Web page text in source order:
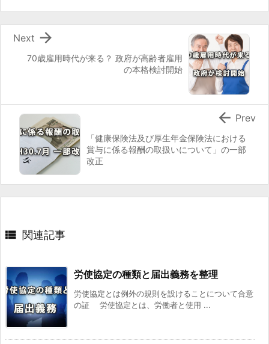
の
応
3.
1.
参
考
リ
4.
投
稿
か
ら
70歳雇用時代が来る？ 政府が高齢者雇用
の本格検討開始

Next
「健康保険法及び厚生年金保険法における
賞与に係る報酬の取扱いについて」の一部
改正
 Prev
 関連記事
労使協定の種類と届出義務を整理
労使協定とは例外の規則を設けることについて合意
の証 労使協定とは、労働者と使用 ...